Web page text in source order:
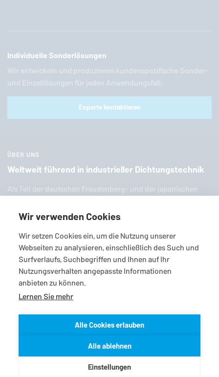
Individuelle Sonderlösungen
Wir entwickeln und produzieren kundenspezifische Sonder-
und Einzellösungen für jeden Anwendungsfall.
Experte kontaktieren
ÜBER UNS
Weltweit führend in industrieller Dichtungstechnik
Als Teil der deut­schen Freu­den­berg- und der ja­pa­ni­schen
Anbieter in­dus­tri­el­ler Dich­tungs­tech­nik. Wir bieten Ihnen
dual­lö­sun­gen und viel­fäl­ti­gen Services.
EagleBurgmann Liefer-/Zahlungsbedingungen
Datenschutzerklärung
Wir verwenden Cookies
Wir setzen Cookies ein, um die Nutzung unserer
Webseiten zu analysieren, einschließlich des Such und
Surfverlaufs, Suchbegriffen und Ihnen auf Ihr
Nutzungsverhalten angepasste Informationen
anbieten zu können.
Lernen Sie mehr
Alle Cookies erlauben
Alle ablehnen
Einstellungen